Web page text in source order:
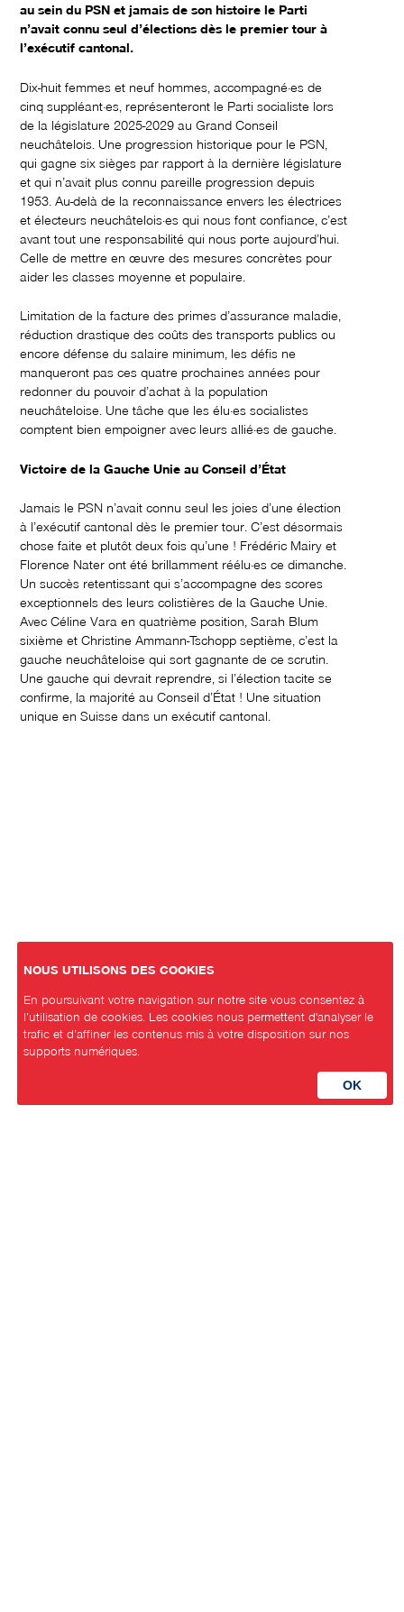
au sein du PSN et jamais de son histoire le Parti
n’avait connu seul d’élections dès le premier tour à
l’exécutif cantonal.
Dix-huit femmes et neuf hommes, accompagné·es de
cinq suppléant·es, représenteront le Parti socialiste lors
de la législature 2025-2029 au Grand Conseil
neuchâtelois. Une progression historique pour le PSN,
qui gagne six sièges par rapport à la dernière législature
et qui n’avait plus connu pareille progression depuis
1953. Au-delà de la reconnaissance envers les électrices
et électeurs neuchâtelois·es qui nous font confiance, c’est
avant tout une responsabilité qui nous porte aujourd’hui.
Celle de mettre en œuvre des mesures concrètes pour
aider les classes moyenne et populaire.
Limitation de la facture des primes d’assurance maladie,
réduction drastique des coûts des transports publics ou
encore défense du salaire minimum, les défis ne
manqueront pas ces quatre prochaines années pour
redonner du pouvoir d’achat à la population
neuchâteloise. Une tâche que les élu·es socialistes
comptent bien empoigner avec leurs allié·es de gauche.
Victoire de la Gauche Unie au Conseil d’État
Jamais le PSN n’avait connu seul les joies d’une élection
à l’exécutif cantonal dès le premier tour. C’est désormais
chose faite et plutôt deux fois qu’une ! Frédéric Mairy et
Florence Nater ont été brillamment réélu·es ce dimanche.
Un succès retentissant qui s’accompagne des scores
exceptionnels des leurs colistières de la Gauche Unie.
Avec Céline Vara en quatrième position, Sarah Blum
sixième et Christine Ammann-Tschopp septième, c’est la
gauche neuchâteloise qui sort gagnante de ce scrutin.
Une gauche qui devrait reprendre, si l’élection tacite se
confirme, la majorité au Conseil d’État ! Une situation
unique en Suisse dans un exécutif cantonal.
NOUS UTILISONS DES COOKIES
En poursuivant votre navigation sur notre site vous consentez à
l’utilisation de cookies. Les cookies nous permettent d'analyser le
trafic et d’affiner les contenus mis à votre disposition sur nos
supports numériques.